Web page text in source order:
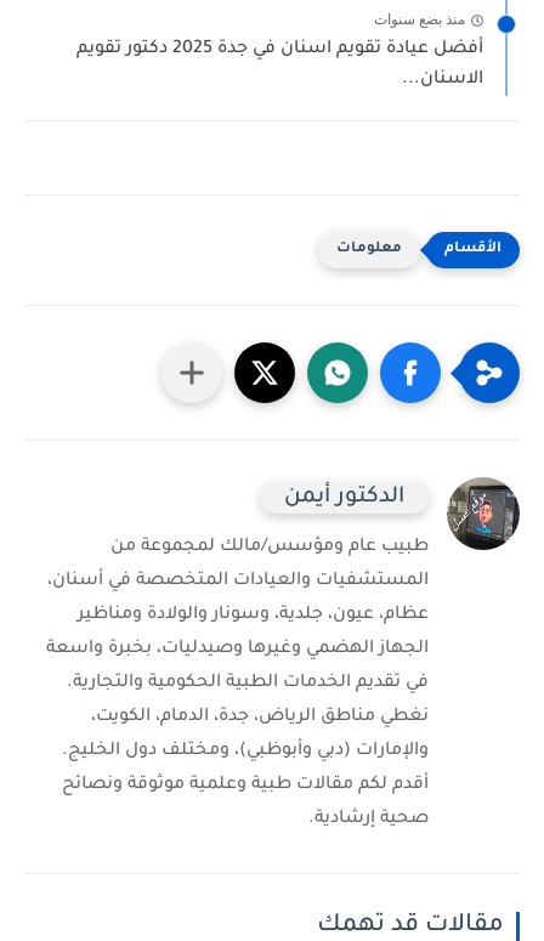
منذ بضع سنوات
أفضل عيادة تقويم اسنان في جدة 2025 دكتور تقويم
الاسنان...
معلومات
الدكتور أيمن
طبيب عام ومؤسس/مالك لمجموعة من
المستشفيات والعيادات المتخصصة في أسنان،
عظام، عيون، جلدية، وسونار والولادة ومناظير
الجهاز الهضمي وغيرها وصيدليات، بخبرة واسعة
في تقديم الخدمات الطبية الحكومية والتجارية.
نغطي مناطق الرياض، جدة، الدمام، الكويت،
والإمارات (دبي وأبوظبي)، ومختلف دول الخليج.
أقدم لكم مقالات طبية وعلمية موثوقة ونصائح
صحية إرشادية.
مقالات قد تهمك